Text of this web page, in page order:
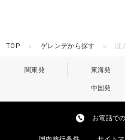
TOP ゲレンデから探す ほ
関東発 東海発
中国発
お電話で